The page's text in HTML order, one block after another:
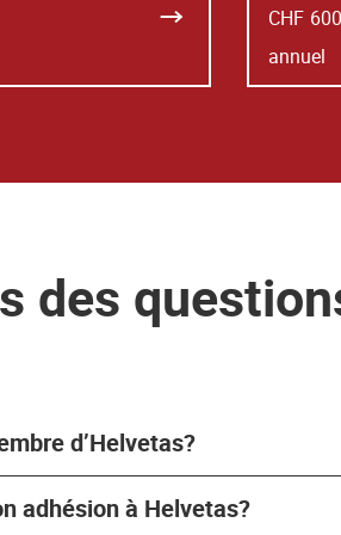
CHF 600
annuel
des
d’Helvetas?
adhésion à Helvetas?